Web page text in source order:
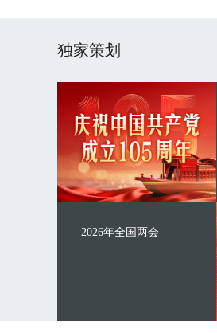
独家策划
2026年全国两会